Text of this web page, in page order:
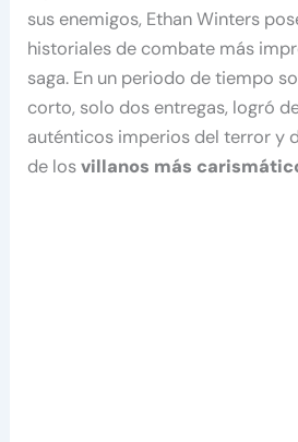
sus enemigos, Ethan Winters
historiales de combate más
saga. En un periodo de tiempo
corto, solo dos entregas, logró
auténticos imperios del terror y
de losvillanos más